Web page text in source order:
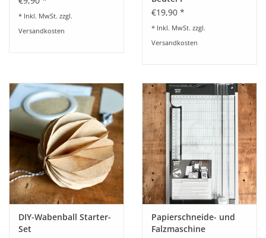
* Inkl. MwSt. zzgl.
Versandkosten
Personalisierbar
€19,90 *
* Inkl. MwSt. zzgl.
Versandkosten
DIY-Wabenball Starter-
Set
Papierschneide- und
Falzmaschine